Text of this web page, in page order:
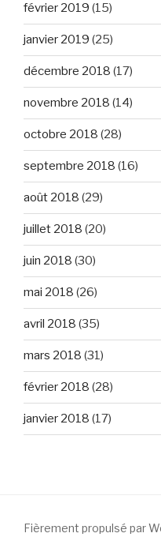
février 2019 (15)
janvier 2019 (25)
décembre 2018 (17)
novembre 2018 (14)
octobre 2018 (28)
septembre 2018 (16)
août 2018 (29)
juillet 2018 (20)
juin 2018 (30)
mai 2018 (26)
avril 2018 (35)
mars 2018 (31)
février 2018 (28)
janvier 2018 (17)
Fièrement propulsé par